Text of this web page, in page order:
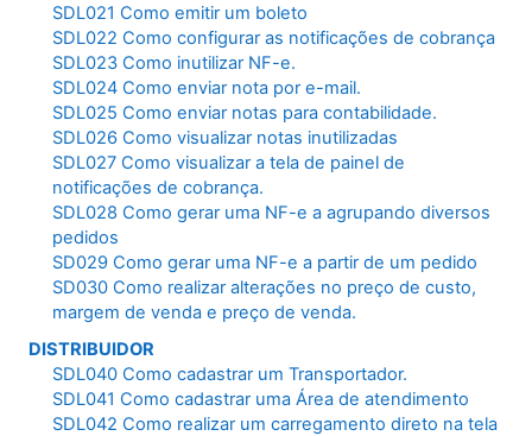
SDL021 Como emitir um boleto
SDL022 Como configurar as notificações de cobrança
SDL023 Como inutilizar NF-e.
SDL024 Como enviar nota por e-mail.
SDL025 Como enviar notas para contabilidade.
SDL026 Como visualizar notas inutilizadas
SDL027 Como visualizar a tela de painel de
notificações de cobrança.
SDL028 Como gerar uma NF-e a agrupando diversos
pedidos
SD029 Como gerar uma NF-e a partir de um pedido
SD030 Como realizar alterações no preço de custo,
margem de venda e preço de venda.
DISTRIBUIDOR
SDL040 Como cadastrar um Transportador.
SDL041 Como cadastrar uma Área de atendimento
SDL042 Como realizar um carregamento direto na tela